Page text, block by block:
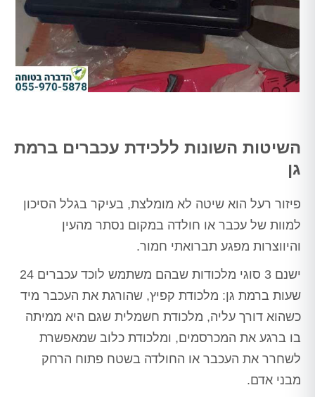
השיטות השונות ללכידת עכברים ברמת
גן
פיזור רעל הוא שיטה לא מומלצת, בעיקר בגלל הסיכון
למוות של עכבר או חולדה במקום נסתר מהעין
והיווצרות מפגע תברואתי חמור.
ישנם 3 סוגי מלכודות שבהם משתמש לוכד עכברים 24
שעות ברמת גן: מלכודת קפיץ, שהורגת את העכבר מיד
כשהוא דורך עליה, מלכודת חשמלית שגם היא ממיתה
בו ברגע את המכרסמים, ומלכודת כלוב שמאפשרת
לשחרר את העכבר או החולדה בשטח פתוח הרחק
מבני אדם.